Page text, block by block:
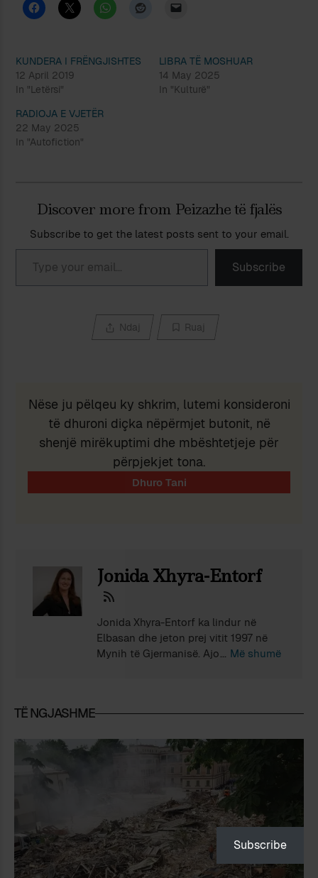
KUNDERA I FRËNGJISHTES
12 April 2019
In "Letërsi"
LIBRA TË MOSHUAR
14 May 2025
In "Kulturë"
RADIOJA E VJETËR
22 May 2025
In "Autofiction"
Discover more from Peizazhe të fjalës
Subscribe to get the latest posts sent to your email.
Type your email…
Subscribe
Ndaj Ruaj
Nëse ju pëlqeu ky shkrim, lutemi konsideroni
të dhuroni diçka nëpërmjet butonit, në
shenjë mirëkuptimi dhe mbështetjeje për
përpjekjet tona.
Jonida Xhyra-Entorf
Jonida Xhyra-Entorf ka lindur në
Elbasan dhe jeton prej vitit 1997 në
Mynih të Gjermanisë. Ajo ka
Universitetin e Mynihut. Është autore
Aspekte bei Martin Camajs
Prosawortschatz (Aspekte socio-
kulturore në prozën e Martin Camajt),
një studim në kuadrin e semantikës
interpretative, si dhe e shumë
artikujve e punimeve shkencorë.
Më shumë
TË NGJASHME
Subscribe